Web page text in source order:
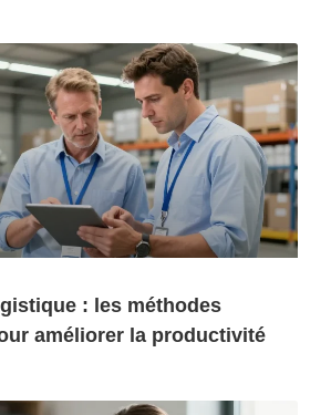
: les méthodes
améliorer la productivité